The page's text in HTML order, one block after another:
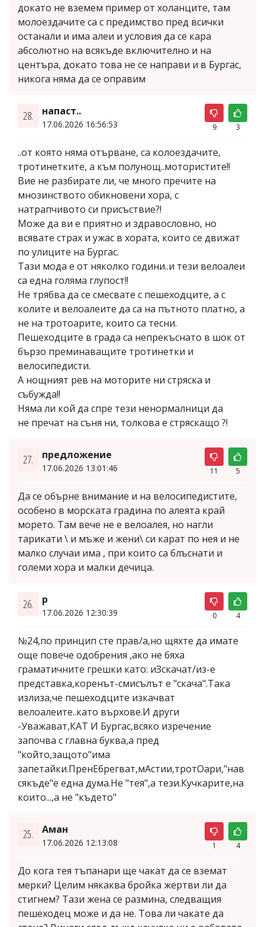
докато не вземем пример от холанците, там
молоездачите са с предимство пред всички
останали и има алеи и условия да се кара
абсолютно на всякъде включително и на
центъра, докато това не се направи и в Бургас,
никога няма да се оправим
28. напаст..
17.06.2026 16:56:53 9 3
..от която няма отърване, са колоездачите,
тротинетките, а към полунощ..мотористите!!
Вие не разбирате ли, че много пречите на
мнозинството обикновени хора, с
натрапчивото си присъствие?!
Може да ви е приятно и здравословно, но
всявате страх и ужас в хората, които се движат
по улиците на Бургас.
Тази мода е от няколко години..и тези велоалеи
са една голяма глупост!!
Не трябва да се смесвате с пешеходците, а с
колите и велоалеите да са на пътното платно, а
не на тротоарите, които са тесни.
Пешеходците в града са непрекъснато в шок от
бързо преминаващите тротинетки и
велосипедисти.
А нощният рев на моторите ни стряска и
събужда!!
Няма ли кой да спре тези ненормалници да
не пречат на съня ни, толкова е стряскащо ?!
27. предложение
17.06.2026 13:01:46 11 5
Да се обърне внимание и на велосипедистите,
особено в морската градина по алеята край
морето. Там вече не е велоалея, но нагли
тарикати \ и мъже и жени\ си карат по нея и не
малко случаи има , при които са блъснати и
големи хора и малки дечица.
26. р
17.06.2026 12:30:39 0 4
№24,по принцип сте прав/а,но щяхте да имате
още повече одобрения ,ако не бяха
граматичните грешки като: иЗскачат/из-е
представка,коренът-смисълът е "скача".Така
излиза,че пешеходците изкачват
велоалеите..като върхове.И други
-Уважават,КАТ И Бургас,всяко изречение
започва с главна буква,а пред
"който,защото"има
запетайки.ПренЕбрегват,мАстии,тротОари,"нав
сякъде"е една дума.Не "тея",а тези.Кучкарите,на
които...,а не "където"
25. Аман
17.06.2026 12:13:08 1 4
До кога тея тъпанари ще чакат да се вземат
мерки? Целим някаква бройка жертви ли да
стигнем? Тази жена се размина, следващия
пешеходец може и да не. Това ли чакате да